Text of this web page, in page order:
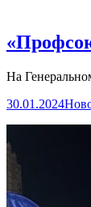
На
30.01.2024